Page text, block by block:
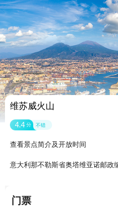
维苏威火山
4.4 分 不错
查看景点简介及开放时间
意大利那不勒斯省奥塔维亚诺邮政
门票
